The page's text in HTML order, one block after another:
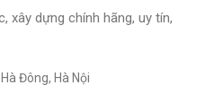
xây dựng chính hãng, uy tín,
Đông, Hà Nội